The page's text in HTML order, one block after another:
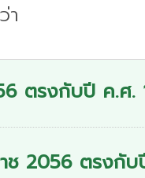
า
ตรงกับปี ค.ศ.
ช 2056 ตรงกับ